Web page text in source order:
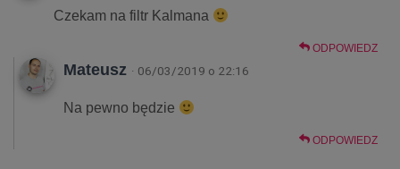
Czekam na filtr Kalmana
ODPOWIEDZ
Mateusz · 06/03/2019 o 22:16
Na pewno będzie
ODPOWIEDZ